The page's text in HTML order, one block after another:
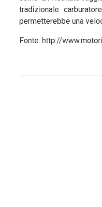
tradizionale
permetterebbe una
Fonte: http://